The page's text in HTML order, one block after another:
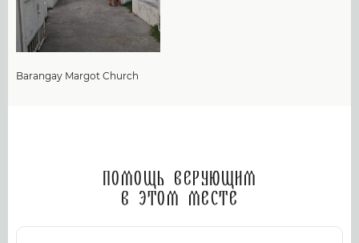
Barangay Margot Church
Помощь верующим
в этом месте